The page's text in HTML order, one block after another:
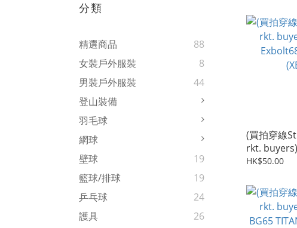
分類
精選商品
88
女裝戶外服裝
8
男裝戶外服裝
44
登山裝備
羽毛球
網球
壁球
19
籃球/排球
19
乒乓球
24
護具
26
(買拍穿線
rkt.
Exbolt68 羽毛球線
HK$50.00